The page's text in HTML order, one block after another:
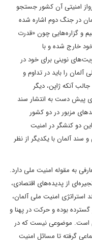
امنیتی آن کشور جستجو
در جنگ دوم اشاره شده
و گزاره‌هایی چون «قدرت
خارج شده و با
نوینی برای خود در
را باید در تداوم و
آنکه ژاپن، دیگر
پیش دست به انتشار سند
مزبور در دو کشور
دو کنشگر در امنیت
سند آلمان با یکدیگر از نظر
به مقوله امنیت ملی دارد.
از پدیده‌های اقتصادی،
استراتژی امنیت ملی آلمان،
بوده و حرکت در پهنا و
است. موضوعی نیست که در
گرفته تا مسائل امنیت